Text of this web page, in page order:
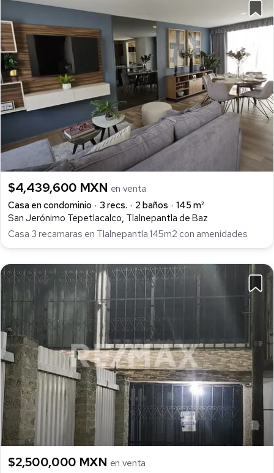
$4,439,600 MXN en venta
Casa en condominio
3 recs. 2 baños
145 m²
San Jerónimo Tepetlacalco, Tlalnepantla de Baz
Casa 3 recamaras en Tlalnepantla 145m2 con amenidades
$2,500,000 MXN en venta